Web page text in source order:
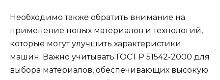
Необходимо также обратить внимание на
применение новых материалов и технологий,
которые могут улучшить характеристики
машин. Важно учитывать ГОСТ Р 51542-2000 для
выбора материалов, обеспечивающих высокую